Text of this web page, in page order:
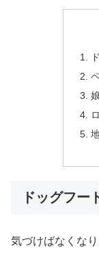
ドッグフー
気づけばなくな